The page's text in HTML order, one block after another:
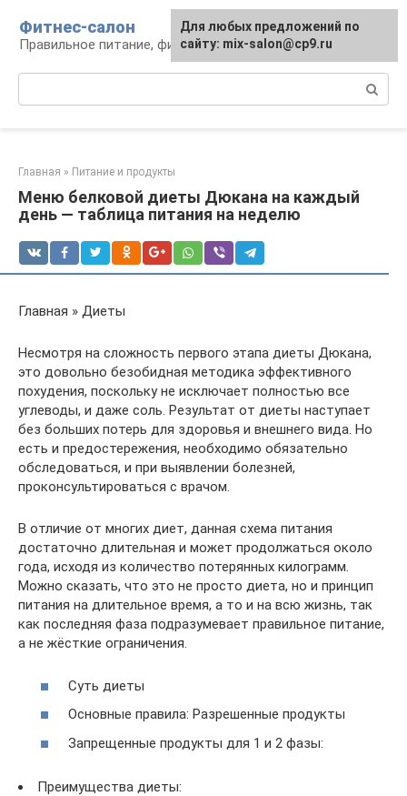
контенту
Фитнес-салон
Правильное питание, фитнес, образ жизни
Главная » Питание и продукты
Меню белковой диеты Дюкана на каждый
день — таблица питания на неделю
Главная » Диеты
Несмотря на сложность первого этапа диеты Дюкана,
это довольно безобидная методика эффективного
похудения, поскольку не исключает полностью все
углеводы, и даже соль. Результат от диеты наступает
без больших потерь для здоровья и внешнего вида. Но
есть и предостережения, необходимо обязательно
обследоваться, и при выявлении болезней,
проконсультироваться с врачом.
В отличие от многих диет, данная схема питания
достаточно длительная и может продолжаться около
года, исходя из количество потерянных килограмм.
Можно сказать, что это не просто диета, но и принцип
питания на длительное время, а то и на всю жизнь, так
как последняя фаза подразумевает правильное питание,
а не жёсткие ограничения.
Суть диеты
Основные правила: Разрешенные продукты
Запрещенные продукты для 1 и 2 фазы:
Преимущества диеты:
Для любых предложений по
сайту: mix-salon@cp9.ru